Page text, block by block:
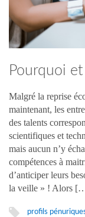
Pourquoi
sourcing ?
Malgré la reprise
maintenant, les
des talents
scientifiques et
mais aucun n’y
compétences à
d’anticiper leurs
la veille » ! Alors
profils